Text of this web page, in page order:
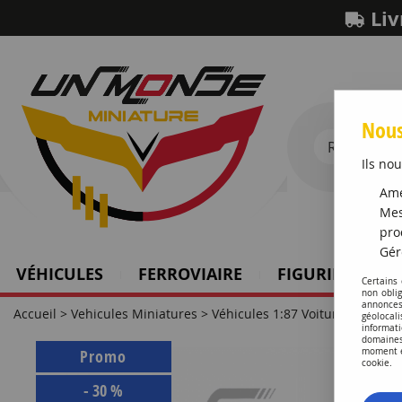
VÉHICULES FERROVIAIRE FIGURINES
Accueil > Vehicules Miniatures > Véhicules 1:87 Voitures >
Promo
-30%
Ils
Certains
non
moment
cookie.